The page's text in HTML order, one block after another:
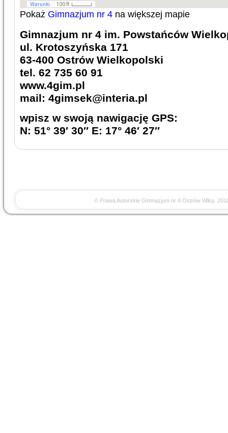
Pokaż Gimnazjum nr 4 na większej mapie
Gimnazjum nr 4 im. Powstańców
ul. Krotoszyńska 171
63-400 Ostrów Wielkopolski
tel. 62 735 60 91
www.4gim.pl
mail: 4gimsek@interia.pl
wpisz w swoją nawigację GPS:
N: 51° 39′ 30″ E: 17° 46′ 27″
© Prawa Autorskie Gimnazjum nr 4 Ostrów Wlkp.